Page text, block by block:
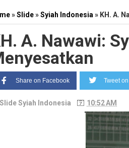
»Slide»Syiah Indonesia » KH. A.
A. Nawawi:
Share on Facebook Tweet
SlideSyiah Indonesia 10:52 AM